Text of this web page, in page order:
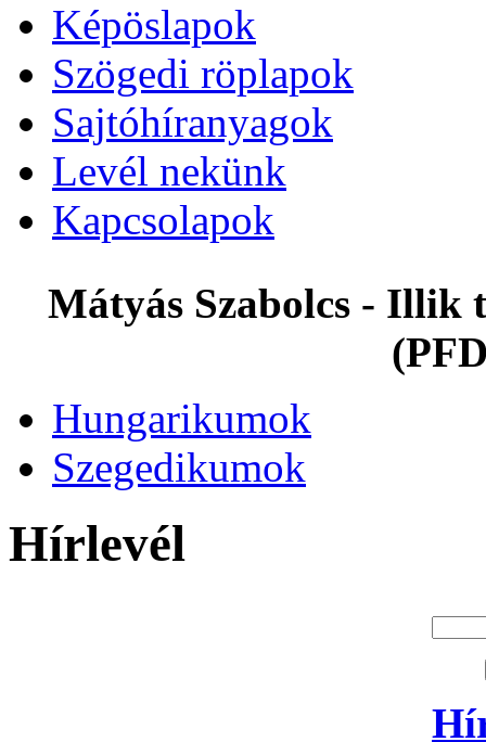
Képöslapok
Szögedi röplapok
Sajtóhíranyagok
Levél nekünk
Kapcsolapok
Mátyás Szabolcs - Illik
Hungarikumok
Szegedikumok
Hírlevél